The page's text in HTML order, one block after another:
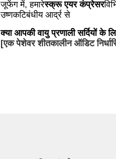
जूफेंग में, हमारेस्क्रू एयर कंप्रेसर
उष्णकटिबंधीय आर्द्र से
क्या आपकी वायु प्रणाली सर्दियों के
[एक पेशेवर शीतकालीन ऑडिट